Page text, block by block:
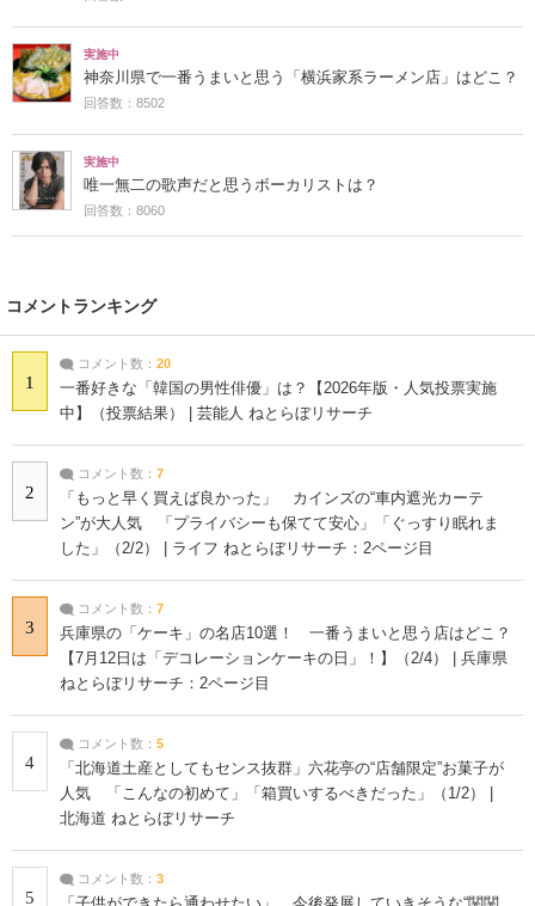
実施中
神奈川県で一番うまいと思う「横浜家系ラーメン店」はどこ？
回答数：8502
実施中
唯一無二の歌声だと思うボーカリストは？
回答数：8060
コメントランキング
1
コメント数： 20
一番好きな「韓国の男性俳優」は？【2026年版・人気投票実施
中】（投票結果） | 芸能人 ねとらぼリサーチ
2
コメント数： 7
「もっと早く買えば良かった」 カインズの“車内遮光カーテ
ン”が大人気 「プライバシーも保てて安心」「ぐっすり眠れま
した」（2/2） | ライフ ねとらぼリサーチ：2ページ目
3
コメント数： 7
兵庫県の「ケーキ」の名店10選！ 一番うまいと思う店はどこ？
【7月12日は「デコレーションケーキの日」！】（2/4） | 兵庫県
ねとらぼリサーチ：2ページ目
4
コメント数： 5
「北海道土産としてもセンス抜群」六花亭の“店舗限定”お菓子が
人気 「こんなの初めて」「箱買いするべきだった」（1/2） |
北海道 ねとらぼリサーチ
5
コメント数： 3